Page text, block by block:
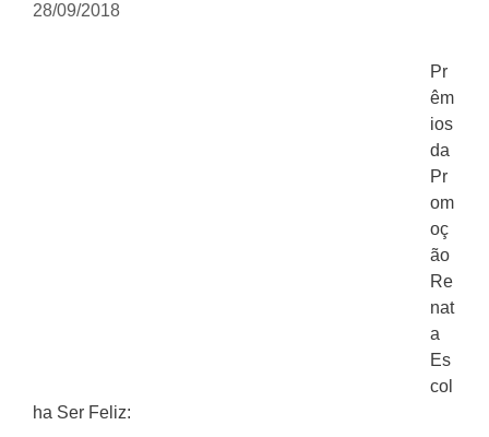
28/09/2018
Pr
êm
ios
da
Pr
om
oç
ão
Re
nat
a
Es
col
ha Ser Feliz: